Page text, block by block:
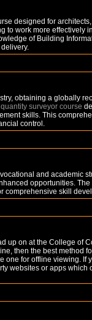
designed for
to work more effectively
of Building
obtaining a globally
quantity surveyor course
skills. This
control.
and academic
opportunities.
comprehensive skill
up on at the College of
then the best method
one for offline viewing. If
websites or apps which